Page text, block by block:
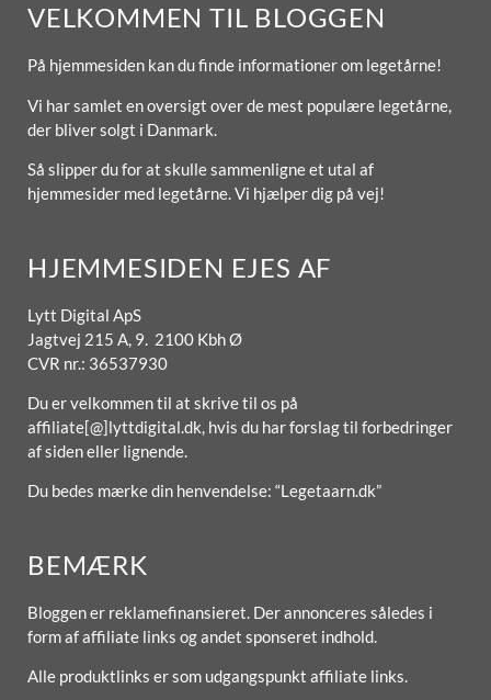
VELKOMMEN TIL BLOGGEN
På hjemmesiden kan du finde informationer om legetårne!
Vi har samlet en oversigt over de mest populære legetårne,
der bliver solgt i Danmark.
Så slipper du for at skulle sammenligne et utal af
hjemmesider med legetårne. Vi hjælper dig på vej!
HJEMMESIDEN EJES AF
Lytt Digital ApS
Jagtvej 215 A, 9. 2100 Kbh Ø
CVR nr.: 36537930
Du er velkommen til at skrive til os på
affiliate[@]lyttdigital.dk, hvis du har forslag til forbedringer
af siden eller lignende.
Du bedes mærke din henvendelse: “Legetaarn.dk”
BEMÆRK
Bloggen er reklamefinansieret. Der annonceres således i
form af affiliate links og andet sponseret indhold.
Alle produktlinks er som udgangspunkt affiliate links.